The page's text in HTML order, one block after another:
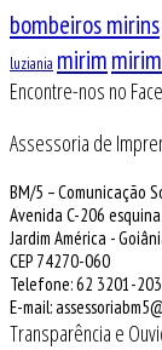
bombeiros mirins
luziania mirim
Encontre-nos no
Assessoria de
BM/5 – Comunicação
Avenida C-206
Jardim América -
CEP 74270-060
Telefone: 62 3201-
E-mail:
Transparência e